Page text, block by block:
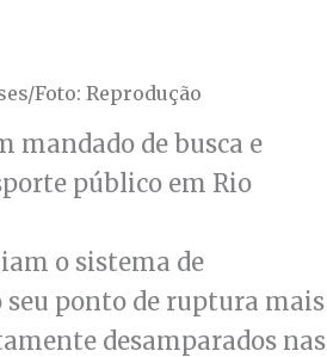
Foto: Reprodução
mandado de busca e
público em Rio
o sistema de
ponto de ruptura mais
desamparados nas